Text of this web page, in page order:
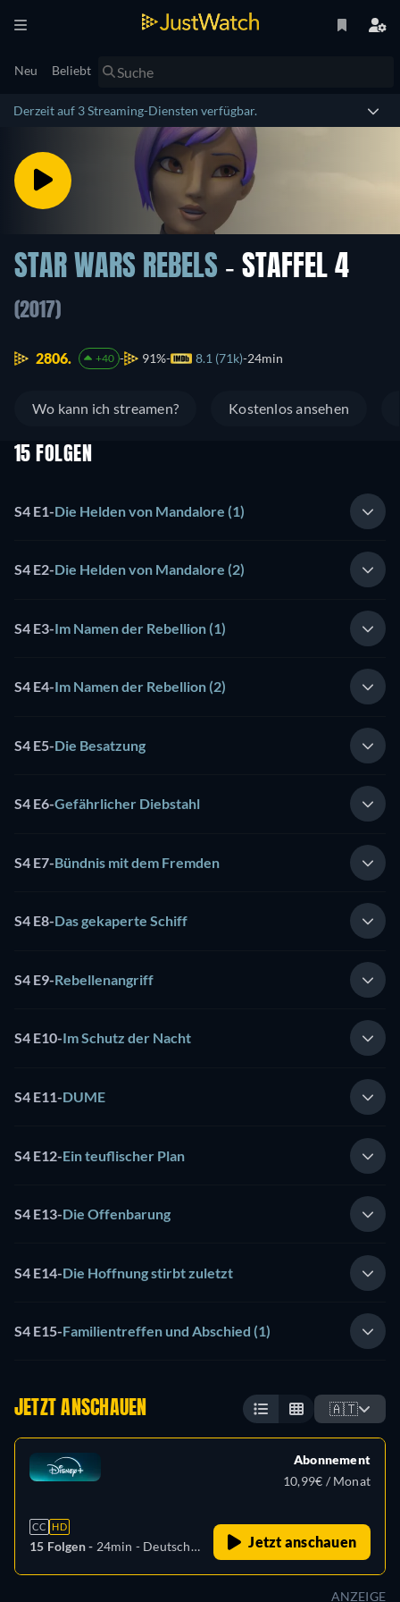
Neu Beliebt
Derzeit auf 3 Streaming-Diensten verfügbar.
STAR WARS REBELS - STAFFEL 4
(2017)
2806. +40 91% 8.1 (71k) 24min
Wo kann ich streamen? Kostenlos ansehen
15 FOLGEN
S4 E1-Die Helden von Mandalore (1)
S4 E2-Die Helden von Mandalore (2)
S4 E3-Im Namen der Rebellion (1)
S4 E4-Im Namen der Rebellion (2)
S4 E5-Die Besatzung
S4 E6-Gefährlicher Diebstahl
S4 E7-Bündnis mit dem Fremden
S4 E8-Das gekaperte Schiff
S4 E9-Rebellenangriff
S4 E10-Im Schutz der Nacht
S4 E11-DUME
S4 E12-Ein teuflischer Plan
S4 E13-Die Offenbarung
S4 E14-Die Hoffnung stirbt zuletzt
S4 E15-Familientreffen und Abschied (1)
JETZT ANSCHAUEN 🇦🇹
CC HD
15 Folgen - 24min - Deutsch,
Abonnement
10,99€ / Monat
Jetzt anschauen
ANZEIGE